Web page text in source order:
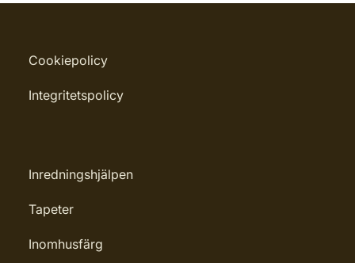
Cookiepolicy
Integritetspolicy
Inredningshjälpen
Tapeter
Inomhusfärg